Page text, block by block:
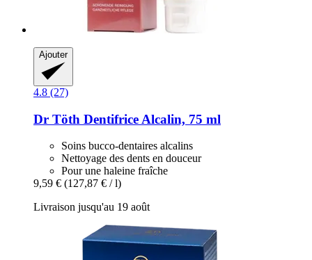
Ajouter
4.8 (27)
Dr Töth Dentifrice Alcalin, 75 ml
Soins bucco-dentaires alcalins
Nettoyage des dents en douceur
Pour une haleine fraîche
9,59 € (127,87 € / l)
Livraison jusqu'au 19 août